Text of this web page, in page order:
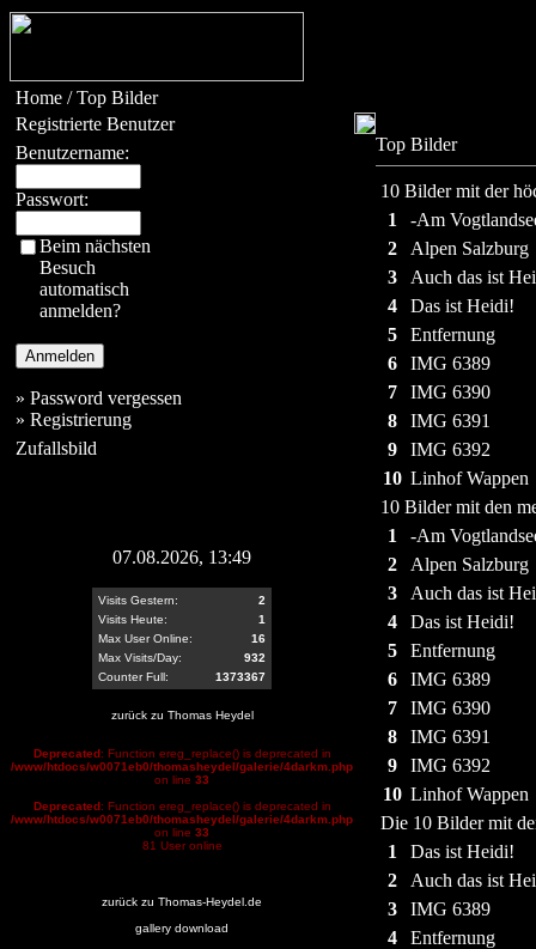
Home / Top Bilder
Registrierte Benutzer
Benutzername:
Passwort:
Beim nächsten
Besuch
automatisch
anmelden?
» Password vergessen
» Registrierung
Zufallsbild
07.08.2026, 13:49
Visits Gestern:
2
Visits Heute:
1
Max User Online:
16
Max Visits/Day:
932
Counter Full:
1373367
zurück zu Thomas Heydel
Deprecated: Function ereg_replace() is deprecated in
/www/htdocs/w0071eb0/thomasheydel/galerie/4darkm.php
on line 33
Deprecated: Function ereg_replace() is deprecated in
/www/htdocs/w0071eb0/thomasheydel/galerie/4darkm.php
on line 33
81 User online
zurück zu Thomas-Heydel.de
gallery download
Top Bilder
10 Bilder mit der
1
-Am
2
Alpen Salzburg
3
Auch das ist
4
Das ist Heidi!
5
Entfernung
6
IMG 6389
7
IMG 6390
8
IMG 6391
9
IMG 6392
10 Linhof Wappen
10 Bilder mit den
1
-Am
2
Alpen Salzburg
3
Auch das ist
4
Das ist Heidi!
5
Entfernung
6
IMG 6389
7
IMG 6390
8
IMG 6391
9
IMG 6392
10 Linhof Wappen
Die 10 Bilder mit
1
Das ist Heidi!
2
Auch das ist
3
IMG 6389
4
Entfernung